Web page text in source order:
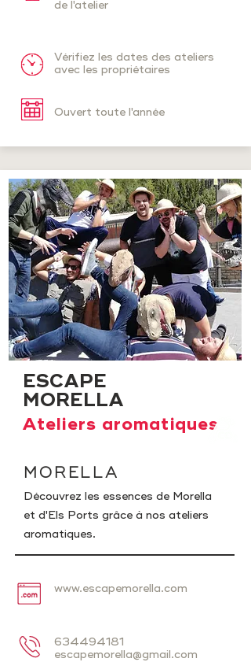
de l'atelier
Vérifiez les dates des ateliers
avec les propriétaires
Ouvert toute l'année
ESCAPE
MORELLA
Ateliers aromatiques
MORELLA
Découvrez les essences de Morella
et d'Els Ports grâce à nos ateliers
aromatiques.
www.escapemorella.com
634494181
escapemorella@gmail.com